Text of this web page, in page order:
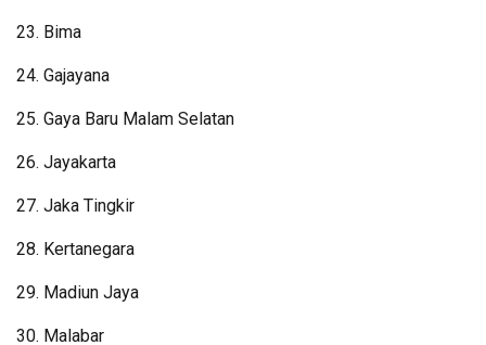
23. ⁠Bima
24. ⁠Gajayana
25. ⁠Gaya Baru Malam Selatan
26. ⁠Jayakarta
27. ⁠Jaka Tingkir
28. ⁠Kertanegara
29. ⁠Madiun Jaya
30. ⁠Malabar